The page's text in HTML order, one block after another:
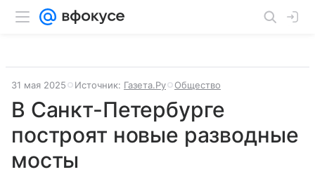
31 мая 2025 Источник: Газета.Ру Общество
В Санкт-Петербурге
построят новые разводные
мосты